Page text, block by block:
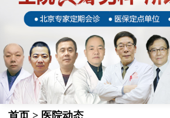
首页 > 医院动态